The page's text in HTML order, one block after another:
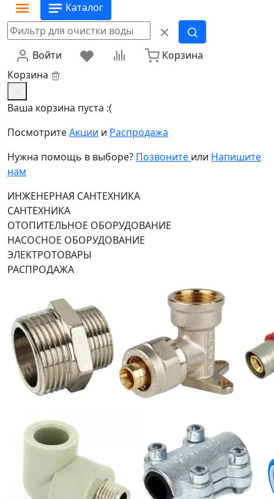
Каталог
Войти
Корзина
Корзина
Ваша корзина пуста :(
ПосмотритеАкции и Распродажа
Нужна помощь в выборе? Позвоните или Напишите
нам
ИНЖЕНЕРНАЯ САНТЕХНИКА
САНТЕХНИКА
ОТОПИТЕЛЬНОЕ ОБОРУДОВАНИЕ
НАСОСНОЕ ОБОРУДОВАНИЕ
ЭЛЕКТРОТОВАРЫ
РАСПРОДАЖА